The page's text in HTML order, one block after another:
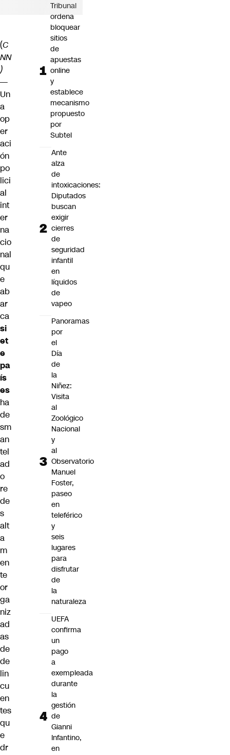
(C
NN
)
—
Un
a
op
er
aci
ón
po
lici
al
int
er
na
cio
nal
qu
e
ab
ar
ca
si
et
e
pa
ís
es
ha
de
sm
an
tel
ad
o
re
de
s
alt
a
m
en
te
or
ga
niz
ad
as
de
de
lin
cu
en
tes
qu
e
dr
Tribunal
ordena
bloquear
sitios
de
apuestas
online
y
establece
mecanismo
propuesto
por
Subtel
Ante
alza
de
intoxicaciones:
Diputados
buscan
exigir
cierres
de
seguridad
infantil
en
líquidos
de
vapeo
Panoramas
por
el
Día
de
la
Niñez:
Visita
al
Zoológico
Nacional
y
al
Observatorio
Manuel
Foster,
paseo
en
teleférico
y
seis
lugares
para
disfrutar
de
la
naturaleza
UEFA
confirma
un
pago
a
exempleada
durante
la
gestión
de
Gianni
Infantino,
en